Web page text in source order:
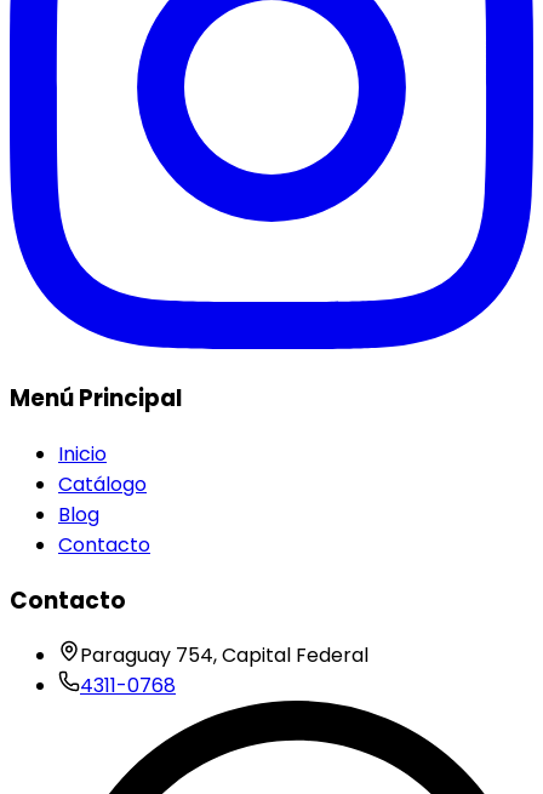
Menú Principal
Inicio
Catálogo
Blog
Contacto
Contacto
Paraguay 754, Capital Federal
4311-0768